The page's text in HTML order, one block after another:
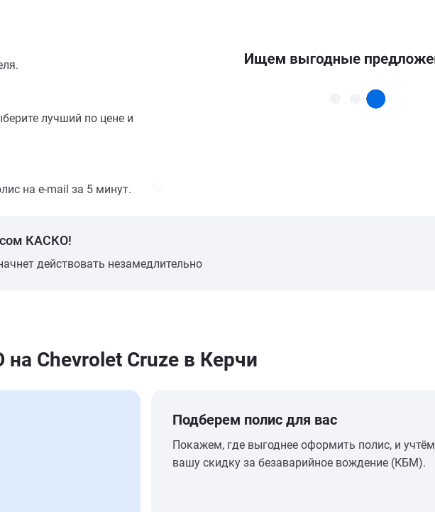
лучший по цене и
на e-mail за 5 минут.
КАСКО!
действовать незамедлительно
Chevrolet Cruze в Керчи
Подберем полис для вас
Покажем, где выгоднее оформить полис, и учтём
вашу скидку за безаварийное вождение (КБМ).